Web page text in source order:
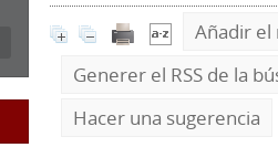
Añadir el
Generer el RSS de la
Hacer una sugerencia